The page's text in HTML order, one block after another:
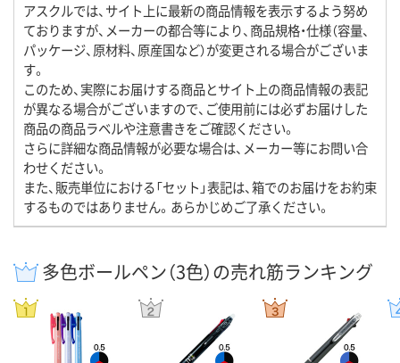
アスクルでは、サイト上に最新の商品情報を表示するよう努め
ておりますが、メーカーの都合等により、商品規格・仕様（容量、
パッケージ、原材料、原産国など）が変更される場合がございま
す。
このため、実際にお届けする商品とサイト上の商品情報の表記
が異なる場合がございますので、ご使用前には必ずお届けした
商品の商品ラベルや注意書きをご確認ください。
さらに詳細な商品情報が必要な場合は、メーカー等にお問い合
わせください。
また、販売単位における「セット」表記は、箱でのお届けをお約束
するものではありません。あらかじめご了承ください。
多色ボールペン（3色）の売れ筋ランキング